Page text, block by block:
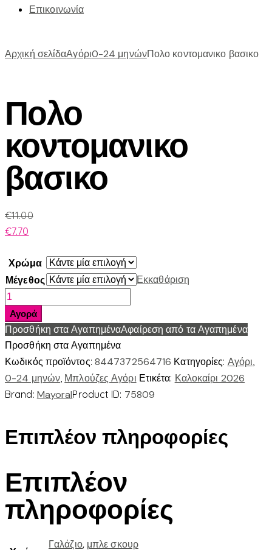
Επικοινωνία
Αρχική σελίδαΑγόρι0-24 μηνώνΠολο κοντομανικο βασικο
Πολο
κοντομανικο
βασικο
€11.00
€7.70
Χρώμα
Μέγεθος
Εκκαθάριση
Πολο
κοντομανικο
βασικο
ποσότητα
Αγορά
Προσθήκη στα ΑγαπημέναΑφαίρεση από τα Αγαπημένα
Προσθήκη στα Αγαπημένα
Κωδικός προϊόντος: 8447372564716 Κατηγορίες: Αγόρι,
0-24 μηνών, Μπλούζες Αγόρι Ετικέτα: Καλοκαίρι 2026
Brand: MayoralProduct ID: 75809
Επιπλέον πληροφορίες
Επιπλέον
πληροφορίες
Γαλάζιο, μπλε σκουρ